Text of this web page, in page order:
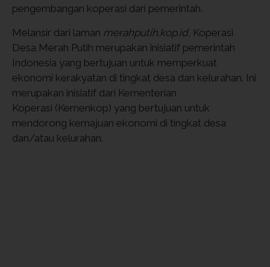
pengembangan koperasi dari pemerintah.
Melansir dari laman merahputih.kop.id, Koperasi
Desa Merah Putih merupakan inisiatif pemerintah
Indonesia yang bertujuan untuk memperkuat
ekonomi kerakyatan di tingkat desa dan kelurahan. Ini
merupakan inisiatif dari Kementerian
Koperasi (Kemenkop) yang bertujuan untuk
mendorong kemajuan ekonomi di tingkat desa
dan/atau kelurahan.